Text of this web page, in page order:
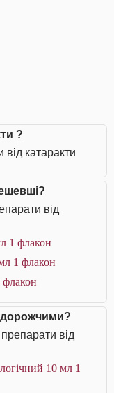
?
від катаракти
від
1 флакон
1 флакон
флакон
від
10 мл 1